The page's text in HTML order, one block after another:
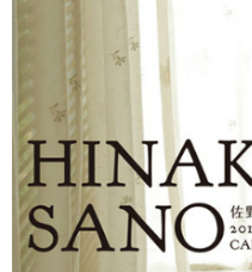
・ま行
・や、ら、わ行
女子アナウンサー
セクシー
・壁掛